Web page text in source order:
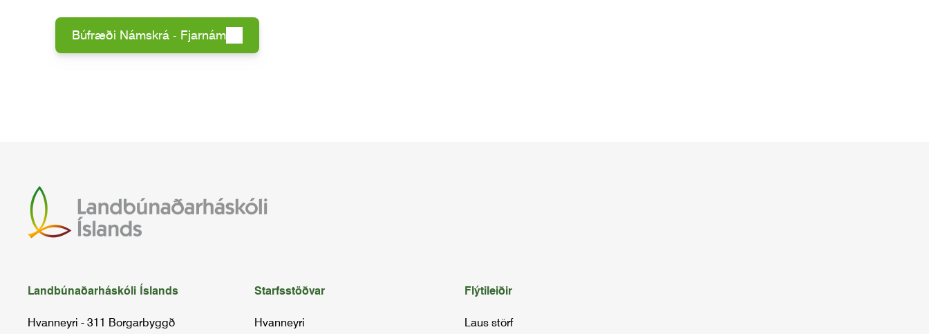
Búfræði Námskrá - Fjarnám
Landbúnaðarháskóli Íslands
Hvanneyri - 311 Borgarbyggð
Starfsstöðvar
Hvanneyri
Flýtileiðir
Laus störf